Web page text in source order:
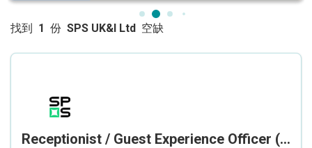
找到 1 份 SPS UK&I Ltd 空缺
Receptionist / Guest Experience Officer (6-month Contract)